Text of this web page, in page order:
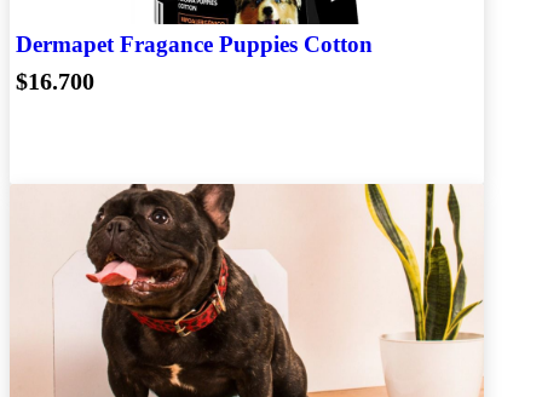
Dermapet Fragance Puppies Cotton
$16.700